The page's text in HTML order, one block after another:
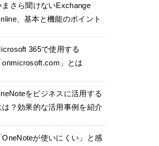
まさら聞けないExchange
、基本と機能のポイント
365で使用する
onmicrosoft.com」とは
をビジネスに活用する
は？効果的な活用事例を紹介
OneNoteが使いにくい」と感